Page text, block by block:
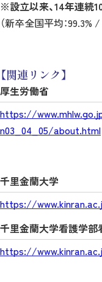
※設立以来、14年連続
（新卒全国平均：99.3% /
【関連リンク】
厚生労働省
https://
n03_04_05/about.html
千里金蘭大学
https://
千里金蘭大学看護学部
https://